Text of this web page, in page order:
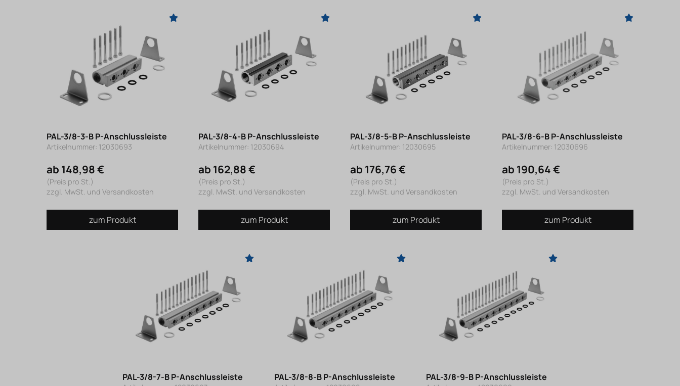
PAL-3/8-3-B P-Anschlussleiste
Artikelnummer: 12030693
ab 148,98 €
(Preis pro St.)
zzgl. MwSt. und Versandkosten
zum Produkt
PAL-3/8-4-B P-Anschlussleiste
Artikelnummer: 12030694
ab 162,88 €
(Preis pro St.)
zzgl. MwSt. und Versandkosten
zum Produkt
PAL-3/8-5-B P-Anschlussleiste
Artikelnummer: 12030695
ab 176,76 €
(Preis pro St.)
zzgl. MwSt. und Versandkosten
zum Produkt
PAL-3/8-6-B P-Anschlussleiste
Artikelnummer: 12030696
ab 190,64 €
(Preis pro St.)
zzgl. MwSt. und Versandkosten
zum Produkt
PAL-3/8-7-B P-Anschlussleiste PAL-3/8-8-B P-Anschlussleiste PAL-3/8-9-B P-Anschlussleiste